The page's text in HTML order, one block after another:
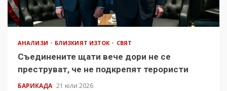
АНАЛИЗИ БЛИЗКИЯТ ИЗТОК СВЯТ
Съединените щати вече дори не се
преструват, че не подкрепят терористи
БАРИКАДА 21 юли 2026